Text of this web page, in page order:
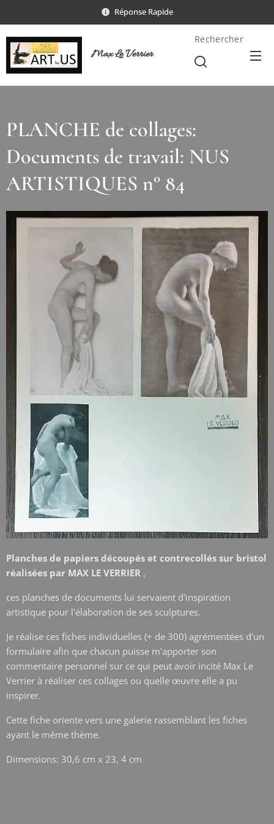
Réponse Rapide
Max Le Verrier
Rechercher
PLANCHE de collages:
Documents de travail: NUS
ARTISTIQUES n° 84
Planches de papiers découpés et contrecollés sur bristol
réalisées par MAX LE VERRIER ,
ces planches de documents lui servaient d'inspiration
artistique pour l'élaboration de ses sculptures.
Je réalise ces fiches individuelles (+ de 300) agrémentées d'un
formulaire afin que chacun puisse m'apporter son
commentaire personnel sur ce qui peut avoir incité Max Le
Verrier à réaliser ces collages ou quelle œuvre elle a pu
inspirer.
Cette fiche oriente vers une galerie rassemblant les fiches
ayant le même thème.
Dimensions: 30,6 cm x 23, 4 cm